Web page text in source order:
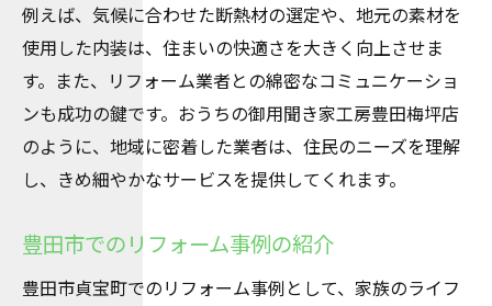
例えば、気候に合わせた断熱材の選定や、地元の素材を
使用した内装は、住まいの快適さを大きく向上させま
す。また、リフォーム業者との綿密なコミュニケーショ
ンも成功の鍵です。おうちの御用聞き家工房豊田梅坪店
のように、地域に密着した業者は、住民のニーズを理解
し、きめ細やかなサービスを提供してくれます。
豊田市でのリフォーム事例の紹介
豊田市貞宝町でのリフォーム事例として、家族のライフ